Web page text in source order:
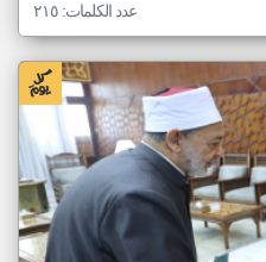
عدد الكلمات: ٢١٥